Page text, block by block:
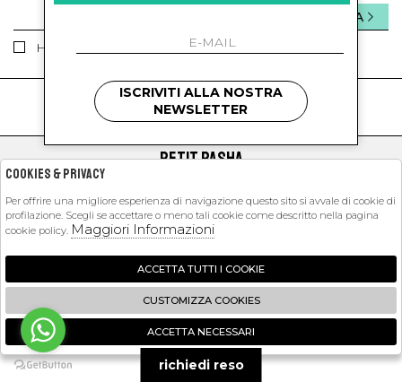
Ho letto ed accettato le condizioni sulla privacy.
INVIA
kids
PETIT PASHA
EXTRA
2026 Petit Pasha - P.iva : 09423341214 Powered by
Zucchetti
🍪
ISCRIVITI ALLA NOSTRA
NEWSLETTER
richiedi reso
Cookies & Privacy
Per offrire una migliore esperienza di navigazione questo sito si avvale di cookie di
profilazione. Scegli se accettare o meno tali cookie come descritto nella pagina
cookie policy. Maggiori Informazioni
ACCETTA TUTTI I COOKIE
CUSTOMIZZA COOKIES
ACCETTA NECESSARI